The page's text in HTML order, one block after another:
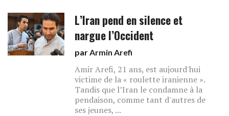
L’Iran pend en silence et
nargue l’Occident
parArmin Arefi
Amir Arefi, 21 ans, est aujourd'hui
victime de la « roulette iranienne ».
Tandis que l’Iran le condamne à la
pendaison, comme tant d'autres de
ses jeunes, ...